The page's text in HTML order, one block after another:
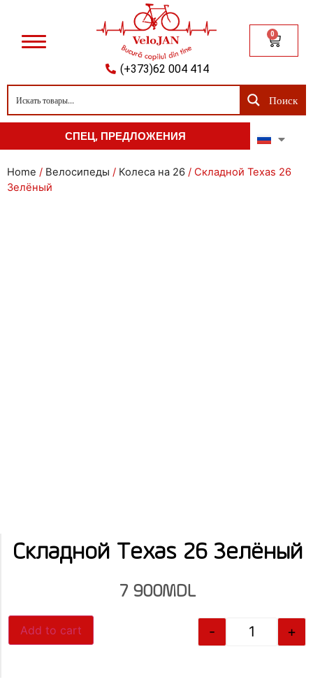
(+373)62 004 414
0
Поиск
СПЕЦ, ПРЕДЛОЖЕНИЯ
Home / Велосипеды / Колеса на 26 / Складной Texas 26
Зелёный
Складной Texas 26 Зелёный
7 900MDL
- +
Add to cart